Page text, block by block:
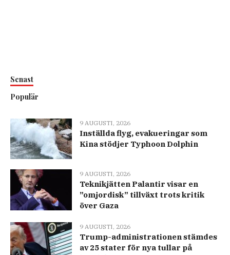
Senast
Populär
9 AUGUSTI, 2026
Inställda flyg, evakueringar som
Kina stödjer Typhoon Dolphin
9 AUGUSTI, 2026
Teknikjätten Palantir visar en
”omjordisk” tillväxt trots kritik
över Gaza
9 AUGUSTI, 2026
Trump-administrationen stämdes
av 25 stater för nya tullar på